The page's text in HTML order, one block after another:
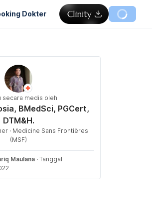
Dokter
secara medis oleh
BMedSci, PGCert,
DTM&H.
· Medicine Sans Frontières
(MSF)
Maulana · Tanggal